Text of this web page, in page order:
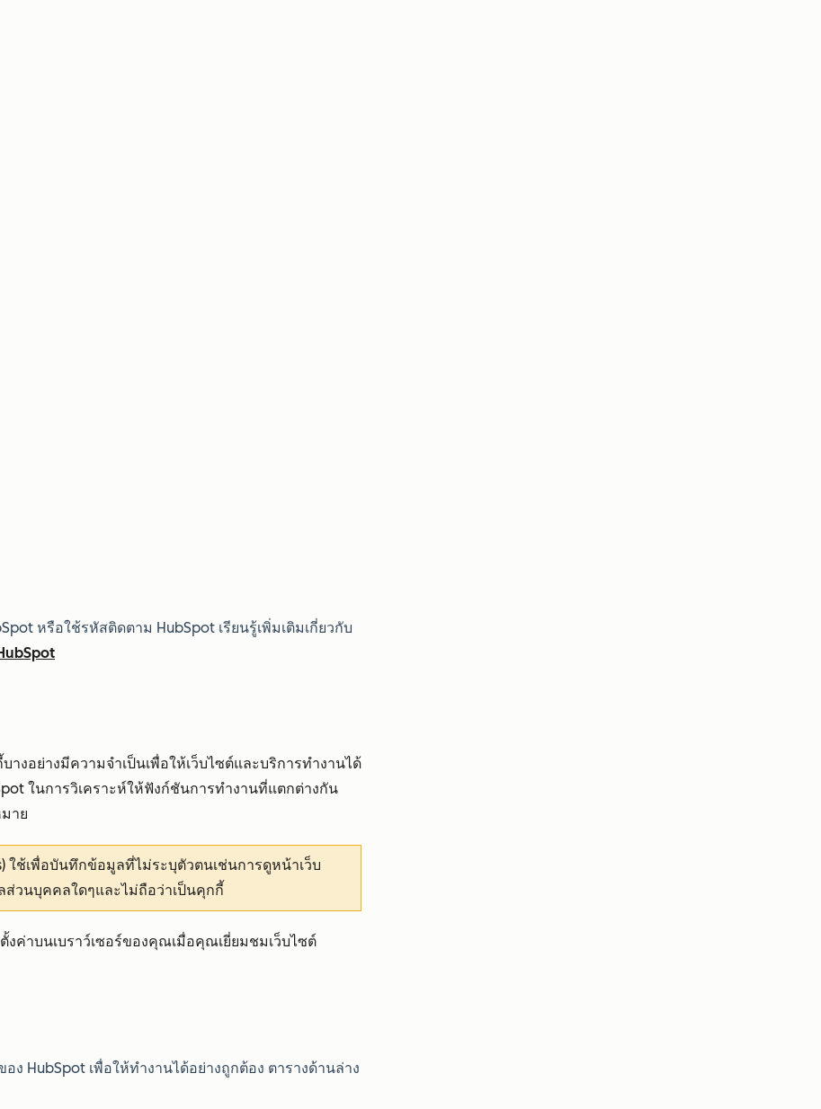
หรือใช้รหัสติดตาม HubSpot เรียนรู้เพิ่มเติมเกี่ยวกับ
างอย่างมีความจำเป็นเพื่อให้เว็บไซต์และบริการทำงานได้
ในการวิเคราะห์ให้ฟังก์ชันการทำงานที่แตกต่างกัน
าย
ใช้เพื่อบันทึกข้อมูลที่ไม่ระบุตัวตนเช่นการดูหน้าเว็บ
วนบุคคลใดๆและไม่ถือว่าเป็นคุกกี้
ค่าบนเบราว์เซอร์ของคุณเมื่อคุณเยี่ยมชมเว็บไซต์
ง HubSpot เพื่อให้ทำงานได้อย่างถูกต้อง ตารางด้านล่าง